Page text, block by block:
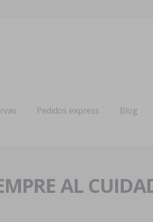
Pedidos express Blog
AL